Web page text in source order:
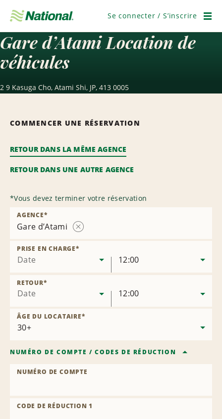
navigation
Se connecter / S’inscrire
Gare d’Atami Location de
véhicules
2 9 Kasuga Cho, Atami Shi, JP, 413 0005
COMMENCER UNE RÉSERVATION
RETOUR DANS LA MÊME AGENCE
RETOUR DANS UNE AUTRE AGENCE
*Vous devez terminer votre réservation
Gare d’Atami
l’agence
AGENCE*
Date
PRISE EN CHARGE*
12:00
Date
RETOUR*
12:00
ÂGE DU LOCATAIRE*
NUMÉRO DE COMPTE /CODES DE RÉDUCTION
NUMÉRO DE COMPTE
CODE DE RÉDUCTION 1